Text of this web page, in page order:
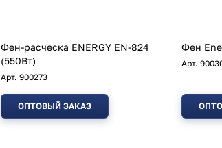
Фен-расческа ENERGY EN-824
(550Вт)
Арт. 900273
ОПТОВЫЙ ЗАКАЗ
Фен
Арт.